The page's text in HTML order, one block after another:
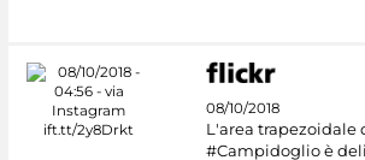
08/10/2018
L'area trapezoidale
#Campidoglio è